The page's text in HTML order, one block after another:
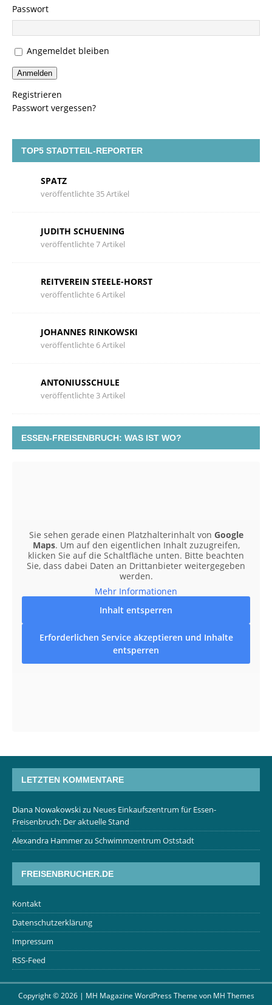
Passwort
Angemeldet bleiben
Anmelden
Registrieren
Passwort vergessen?
TOP5 STADTTEIL-REPORTER
SPATZ
veröffentlichte 35 Artikel
JUDITH SCHUENING
veröffentlichte 7 Artikel
REITVEREIN STEELE-HORST
veröffentlichte 6 Artikel
JOHANNES RINKOWSKI
veröffentlichte 6 Artikel
ANTONIUSSCHULE
veröffentlichte 3 Artikel
ESSEN-FREISENBRUCH: WAS IST WO?
Sie sehen gerade einen Platzhalterinhalt von Google
Maps. Um auf den eigentlichen Inhalt zuzugreifen,
klicken Sie auf die Schaltfläche unten. Bitte beachten
Sie, dass dabei Daten an Drittanbieter weitergegeben
werden.
Mehr Informationen
Inhalt entsperren
Erforderlichen Service akzeptieren und Inhalte
entsperren
LETZTEN KOMMENTARE
Diana Nowakowskizu Neues Einkaufszentrum für Essen-
Freisenbruch: Der aktuelle Stand
Alexandra Hammerzu Schwimmzentrum Oststadt
FREISENBRUCHER.DE
Kontakt
Datenschutzerklärung
Impressum
RSS-Feed
Copyright © 2026 | MH Magazine WordPress Theme von MH Themes